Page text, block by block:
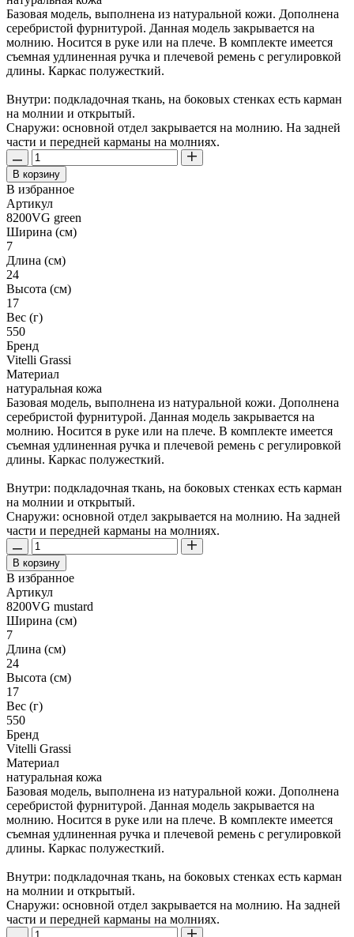
Базовая модель, выполнена из натуральной кожи. Дополнена
серебристой фурнитурой. Данная модель закрывается на
молнию. Носится в руке или на плече. В комплекте имеется
съемная удлиненная ручка и плечевой ремень с регулировкой
длины. Каркас полужесткий.
Внутри: подкладочная ткань, на боковых стенках есть карман
на молнии и открытый.
Снаружи: основной отдел закрывается на молнию. На задней
части и передней карманы на молниях.
В корзину
В избранное
Артикул
8200VG green
Ширина (см)
7
Длина (см)
24
Высота (см)
17
Вес (г)
550
Бренд
Vitelli Grassi
Материал
натуральная кожа
Базовая модель, выполнена из натуральной кожи. Дополнена
серебристой фурнитурой. Данная модель закрывается на
молнию. Носится в руке или на плече. В комплекте имеется
съемная удлиненная ручка и плечевой ремень с регулировкой
длины. Каркас полужесткий.
Внутри: подкладочная ткань, на боковых стенках есть карман
на молнии и открытый.
Снаружи: основной отдел закрывается на молнию. На задней
части и передней карманы на молниях.
В корзину
В избранное
Артикул
8200VG mustard
Ширина (см)
7
Длина (см)
24
Высота (см)
17
Вес (г)
550
Бренд
Vitelli Grassi
Материал
натуральная кожа
Базовая модель, выполнена из натуральной кожи. Дополнена
серебристой фурнитурой. Данная модель закрывается на
молнию. Носится в руке или на плече. В комплекте имеется
съемная удлиненная ручка и плечевой ремень с регулировкой
длины. Каркас полужесткий.
Внутри: подкладочная ткань, на боковых стенках есть карман
на молнии и открытый.
Снаружи: основной отдел закрывается на молнию. На задней
части и передней карманы на молниях.